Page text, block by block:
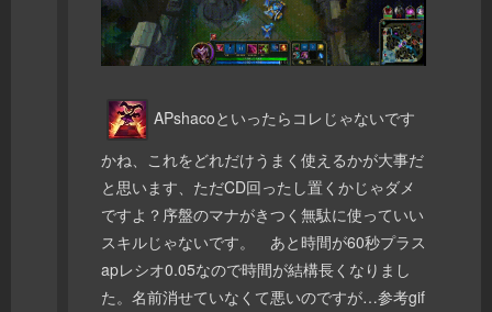
APshacoといったらコレじゃないです
かね、これをどれだけうまく使えるかが大事だ
と思います、ただCD回ったし置くかじゃダメ
ですよ？序盤のマナがきつく無駄に使っていい
スキルじゃないです。 あと時間が60秒プラス
apレシオ0.05なので時間が結構長くなりまし
た。名前消せていなくて悪いのですが…参考gif